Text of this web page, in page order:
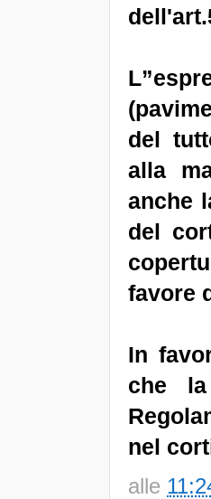
del
alla
anche
del
favore
In
che
nel
alle